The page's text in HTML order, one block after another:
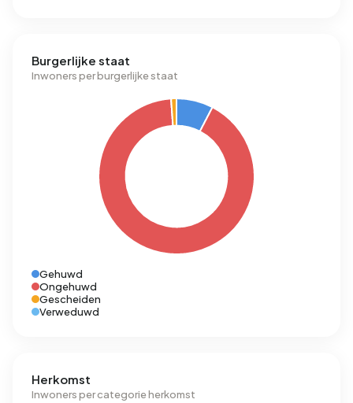
Burgerlijke staat
Inwoners per burgerlijke staat
Gehuwd
Ongehuwd
Gescheiden
Verweduwd
Herkomst
Inwoners per categorie herkomst